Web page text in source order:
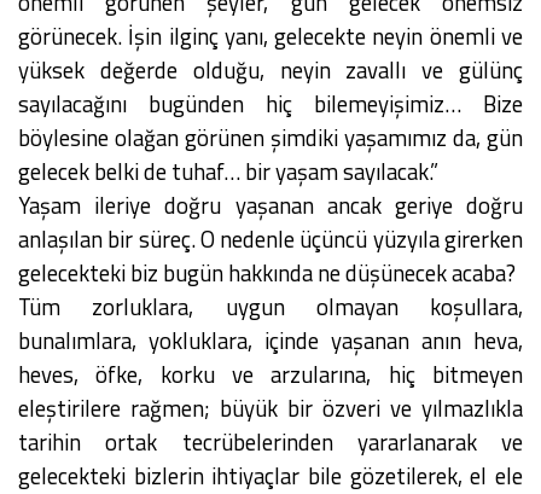
görünecek. İşin ilginç yanı, gelecekte neyin önemli ve
yüksek değerde olduğu, neyin zavallı ve gülünç
sayılacağını bugünden hiç bilemeyişimiz… Bize
böylesine olağan görünen şimdiki yaşamımız da, gün
gelecek belki de tuhaf… bir yaşam sayılacak.”
Yaşam ileriye doğru yaşanan ancak geriye doğru
anlaşılan bir süreç. O nedenle üçüncü yüzyıla girerken
gelecekteki biz bugün hakkında ne düşünecek acaba?
Tüm zorluklara, uygun olmayan koşullara,
bunalımlara, yokluklara, içinde yaşanan anın heva,
heves, öfke, korku ve arzularına, hiç bitmeyen
eleştirilere rağmen; büyük bir özveri ve yılmazlıkla
tarihin ortak tecrübelerinden yararlanarak ve
gelecekteki bizlerin ihtiyaçlar bile gözetilerek, el ele